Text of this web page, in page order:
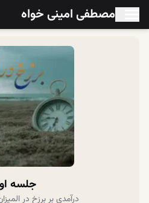
مصطفی امینی خواه
جلسه
درآمدی بر برزخ در